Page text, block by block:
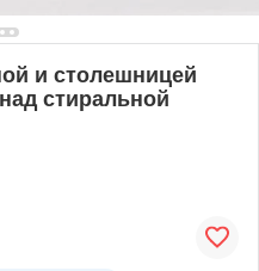
и столешницей
стиральной